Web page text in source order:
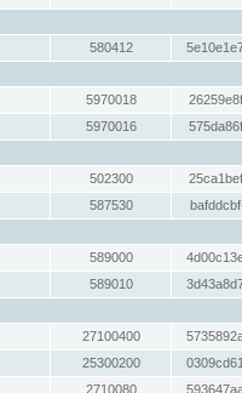
580412
5970018
5970016
502300
587530
589000
589010
27100400
25300200
2710080